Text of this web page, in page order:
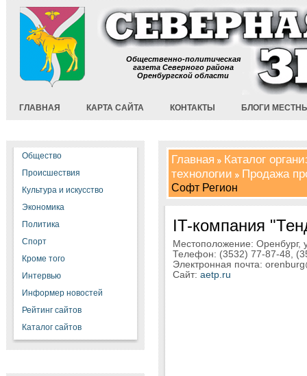
Общественно-политическая
газета Северного района
Оренбургской области
ГЛАВНАЯ КАРТА САЙТА КОНТАКТЫ БЛОГИ
Общество
Происшествия
Культура и искусство
Экономика
Политика
Спорт
Кроме того
Интервью
Информер новостей
Рейтинг сайтов
Каталог сайтов
Главная
Каталог
технологии
Продажа
Софт Регион
IT-компания
Местоположение: Оренбург,
Телефон: (3532) 77-87-48,
Электронная почта:
Сайт: aetp.ru